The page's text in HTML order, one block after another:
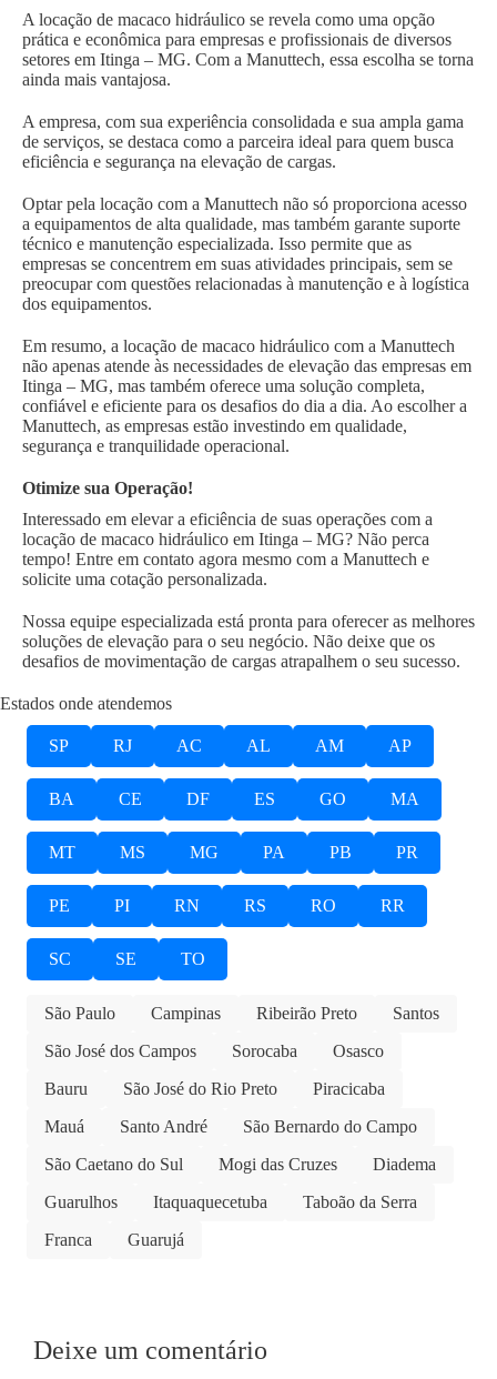
A locação de macaco hidráulico se revela como uma opção
prática e econômica para empresas e profissionais de diversos
setores em Itinga – MG. Com a Manuttech, essa escolha se torna
ainda mais vantajosa.
A empresa, com sua experiência consolidada e sua ampla gama
de serviços, se destaca como a parceira ideal para quem busca
eficiência e segurança na elevação de cargas.
Optar pela locação com a Manuttech não só proporciona acesso
a equipamentos de alta qualidade, mas também garante suporte
técnico e manutenção especializada. Isso permite que as
empresas se concentrem em suas atividades principais, sem se
preocupar com questões relacionadas à manutenção e à logística
dos equipamentos.
Em resumo, a locação de macaco hidráulico com a Manuttech
não apenas atende às necessidades de elevação das empresas em
Itinga – MG, mas também oferece uma solução completa,
confiável e eficiente para os desafios do dia a dia. Ao escolher a
Manuttech, as empresas estão investindo em qualidade,
segurança e tranquilidade operacional.
Otimize sua Operação!
Interessado em elevar a eficiência de suas operações com a
locação de macaco hidráulico em Itinga – MG? Não perca
tempo! Entre em contato agora mesmo com a Manuttech e
solicite uma cotação personalizada.
Nossa equipe especializada está pronta para oferecer as melhores
soluções de elevação para o seu negócio. Não deixe que os
desafios de movimentação de cargas atrapalhem o seu sucesso.
Estados onde atendemos
SP RJ AC AL AM AP
BA CE DF ES GO MA
MT MS MG PA PB PR
PE PI RN RS RO RR
SC SE TO
São Paulo Campinas Ribeirão Preto
Santos
São José dos Campos
Sorocaba
Osasco
Bauru
São José do Rio Preto
Piracicaba
Mauá
Santo André
São Bernardo do Campo
São Caetano do Sul
Mogi das Cruzes
Diadema
Guarulhos
Itaquaquecetuba
Taboão da Serra
Franca
Guarujá
Deixe um comentário